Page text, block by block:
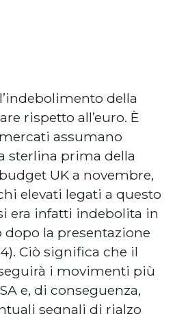
della
rispetto all’euro. È
assumano
sterlina prima della
UK a novembre,
elevati legati a questo
era infatti indebolita in
la presentazione
Ciò significa che il
i movimenti più
e, di conseguenza,
segnali di rialzo